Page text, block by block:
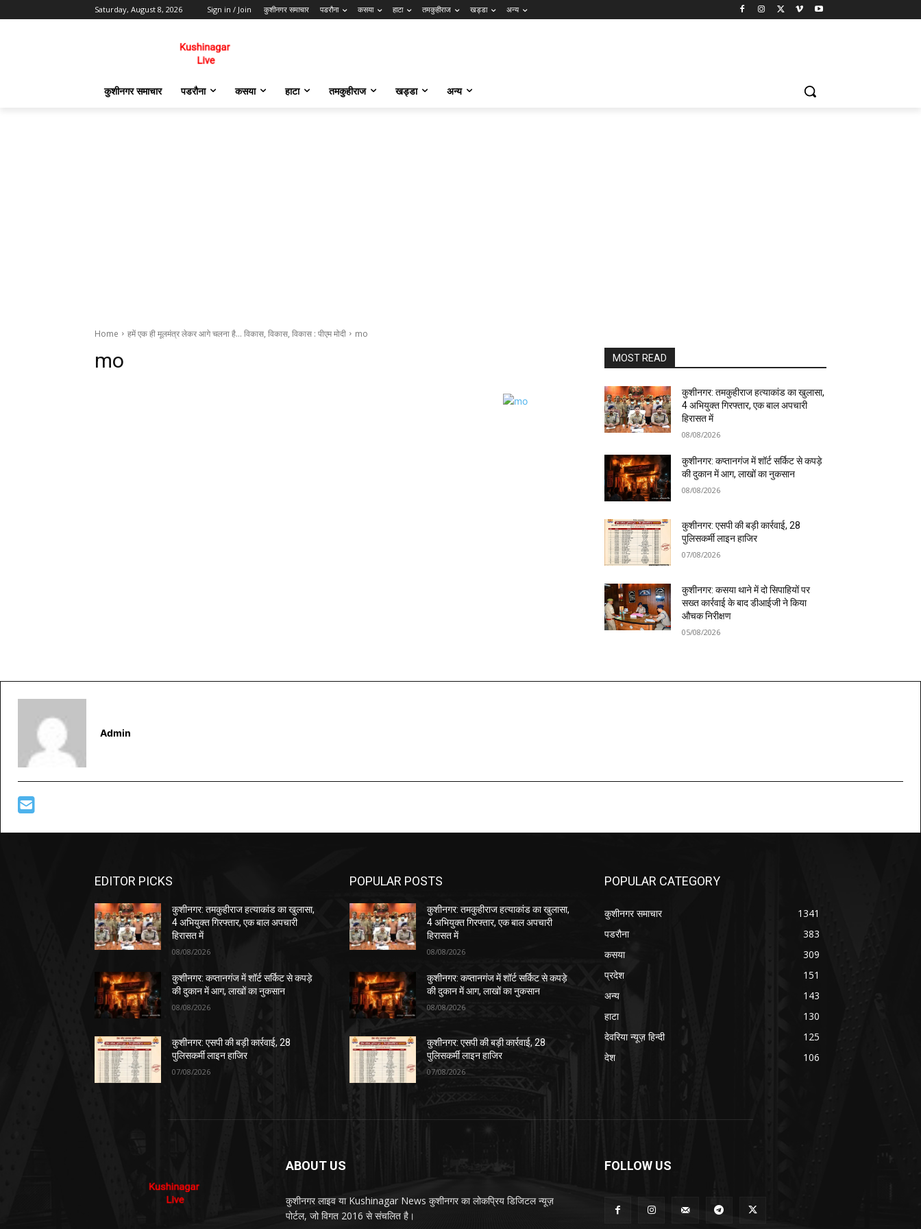
Saturday, August 8, 2026 Sign in / Join कुशीनगर समाचार पडरौना कसया हाटा तमकुहीराज खड्डा अन्य
कुशीनगर समाचार पडरौना कसया हाटा तमकुहीराज खड्डा अन्य
Home हमें एक ही मूलमंत्र लेकर आगे चलना है… विकास, विकास, विकास : पीएम मोदी mo
mo MOST READ
कुशीनगर: तमकुहीराज हत्याकांड का खुलासा,
4 अभियुक्त गिरफ्तार, एक बाल अपचारी
हिरासत में
08/08/2026
कुशीनगर: कप्तानगंज में शॉर्ट सर्किट से कपड़े
की दुकान में आग, लाखों का नुकसान
08/08/2026
कुशीनगर: एसपी की बड़ी कार्रवाई, 28
पुलिसकर्मी लाइन हाजिर
07/08/2026
कुशीनगर: कसया थाने में दो सिपाहियों पर
सख्त कार्रवाई के बाद डीआईजी ने किया
औचक निरीक्षण
05/08/2026
Admin
EDITOR PICKS
कुशीनगर: तमकुहीराज हत्याकांड का खुलासा,
4 अभियुक्त गिरफ्तार, एक बाल अपचारी
हिरासत में
08/08/2026
कुशीनगर: कप्तानगंज में शॉर्ट सर्किट से कपड़े
की दुकान में आग, लाखों का नुकसान
08/08/2026
कुशीनगर: एसपी की बड़ी कार्रवाई, 28
पुलिसकर्मी लाइन हाजिर
07/08/2026
POPULAR POSTS
कुशीनगर: तमकुहीराज हत्याकांड का खुलासा,
4 अभियुक्त गिरफ्तार, एक बाल अपचारी
हिरासत में
08/08/2026
कुशीनगर: कप्तानगंज में शॉर्ट सर्किट से कपड़े
की दुकान में आग, लाखों का नुकसान
08/08/2026
कुशीनगर: एसपी की बड़ी कार्रवाई, 28
पुलिसकर्मी लाइन हाजिर
07/08/2026
POPULAR CATEGORY
कुशीनगर समाचार
1341
पडरौना
383
कसया
309
प्रदेश
151
अन्य
143
हाटा
130
देवरिया न्यूज़ हिन्दी
125
देश
106
ABOUT US
कुशीनगर लाइव या Kushinagar News कुशीनगर का लोकप्रिय डिजिटल न्यूज़
पोर्टल, जो विगत 2016 से संचलित है।
FOLLOW US